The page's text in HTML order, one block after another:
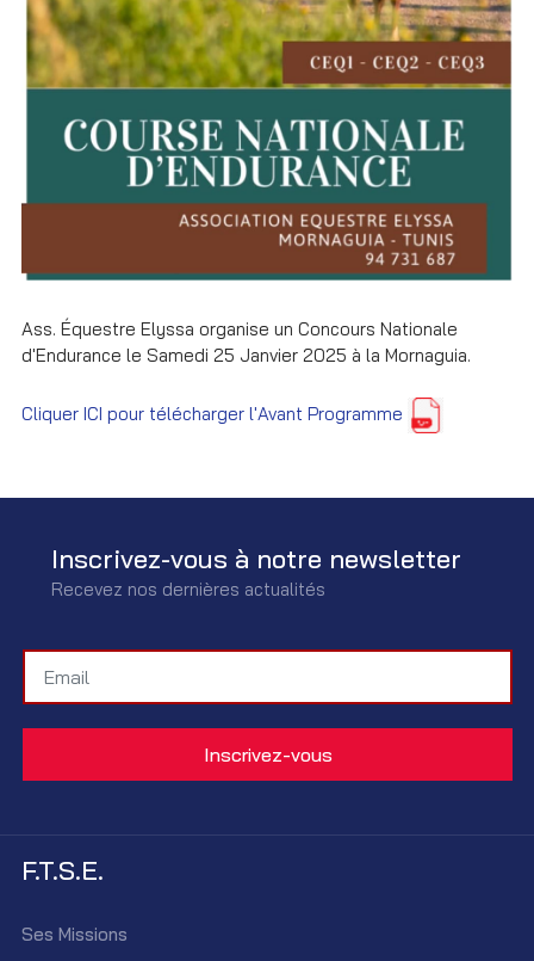
Ass. Équestre Elyssa organise un Concours Nationale
d'Endurance le Samedi 25 Janvier 2025 à la Mornaguia.
Cliquer ICI pour télécharger l'Avant Programme
Inscrivez-vous à notre newsletter
Recevez nos dernières actualités
F.T.S.E.
Ses Missions